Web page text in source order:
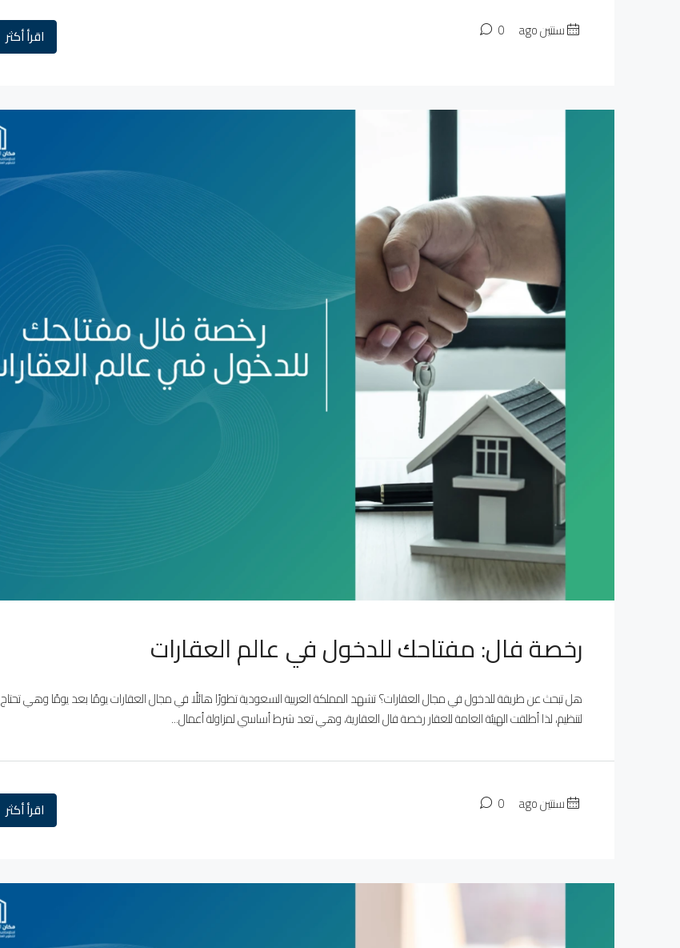
سنتين ago 0 اقرأ أكثر
رخصة فال: مفتاحك للدخول في عالم العقارات
هل تبحث عن طريقة للدخول في مجال العقارات؟ تشهد المملكة العربية السعودية تطورًا هائلًا في مجال العقارات يومًا بعد يومًا وهي تحتاج
لتنظيم، لذا أطلقت الهيئة العامة للعقار رخصة فال العقارية، وهي تعد شرط أساسي لمزاولة أعمال...
سنتين ago 0 اقرأ أكثر